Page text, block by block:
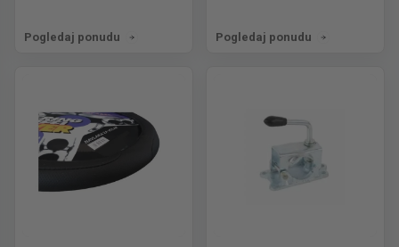
Pogledaj ponudu Pogledaj ponudu